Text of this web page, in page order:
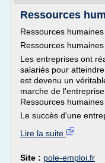
Ressources
Ressources humaines
Ressources
Les entreprises ont
salariés pour
est devenu un
marche de
Ressources
Le succès d'une
Lire la suite
Site : pole-emploi.fr